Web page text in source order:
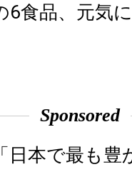
6食品、元気
Sponsored
「日本で最も